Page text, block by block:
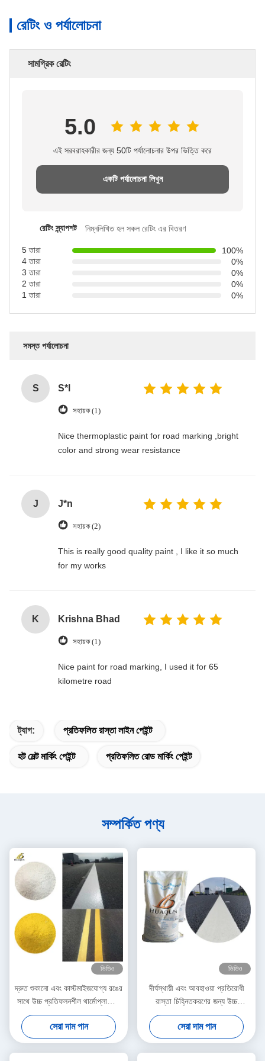
রেটিং ও পর্যালোচনা
সামগ্রিক রেটিং
5.0
এই সরবরাহকারীর জন্য 50টি পর্যালোচনার উপর ভিত্তি করে
একটি পর্যালোচনা লিখুন
রেটিং স্ন্যাপশট নিম্নলিখিত হল সকল রেটিং এর বিতরণ
5 তারা
100%
4 তারা
0%
3 তারা
0%
2 তারা
0%
1 তারা
0%
সমস্ত পর্যালোচনা
S S*l
সহায়ক (1)
Nice thermoplastic paint for road marking ,bright
color and strong wear resistance
J J*n
সহায়ক (2)
This is really good quality paint , I like it so much
for my works
K Krishna Bhad
সহায়ক (1)
Nice paint for road marking, I used it for 65
kilometre road
ট্যাগ: প্রতিফলিত রাস্তা লাইন পেইন্ট
হট মেল্ট মার্কিং পেইন্ট প্রতিফলিত রোড মার্কিং পেইন্ট
সম্পর্কিত পণ্য
ভিডিও
দ্রুত শুকানো এবং কাস্টমাইজযোগ্য রঙের
সাথে উচ্চ প্রতিফলনশীল থার্মোপ্লাস্টিক
রোড মার্কিং পেইন্ট
সেরা দাম পান
ভিডিও
দীর্ঘস্থায়ী এবং আবহাওয়া প্রতিরোধী
রাস্তা চিহ্নিতকরণের জন্য উচ্চ
প্রতিফলিত থার্মোপ্লাস্টিক পেইন্ট
সেরা দাম পান